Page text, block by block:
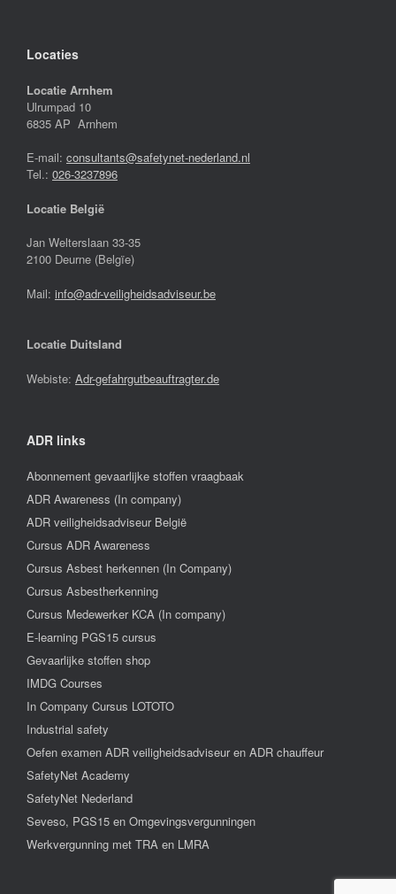
Locaties
Locatie Arnhem
Ulrumpad 10
6835 AP Arnhem
E-mail: consultants@safetynet-nederland.nl
Tel.: 026-3237896
Locatie België
Jan Welterslaan 33-35
2100 Deurne (Belgïe)
Mail: info@adr-veiligheidsadviseur.be
Locatie Duitsland
Webiste: Adr-gefahrgutbeauftragter.de
ADR links
Abonnement gevaarlijke stoffen vraagbaak
ADR Awareness (In company)
ADR veiligheidsadviseur België
Cursus ADR Awareness
Cursus Asbest herkennen (In Company)
Cursus Asbestherkenning
Cursus Medewerker KCA (In company)
E-learning PGS15 cursus
Gevaarlijke stoffen shop
IMDG Courses
In Company Cursus LOTOTO
Industrial safety
Oefen examen ADR veiligheidsadviseur en ADR chauffeur
SafetyNet Academy
SafetyNet Nederland
Seveso, PGS15 en Omgevingsvergunningen
Werkvergunning met TRA en LMRA